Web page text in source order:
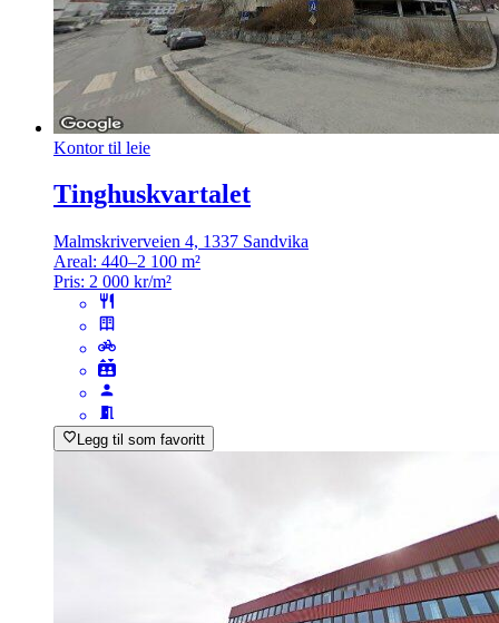
Kontor til leie
Tinghuskvartalet
Malmskriverveien 4, 1337 Sandvika
Areal: 440–2 100 m²
Pris: 2 000 kr/m²
Legg til som favoritt